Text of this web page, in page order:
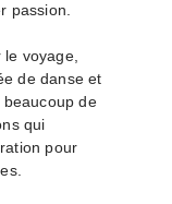
passion.
voyage,
de danse et
de
qui
pour